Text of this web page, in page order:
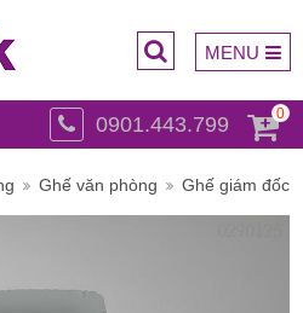
0901.443.799 0
MENU
Ghế văn phòng Ghế giám đốc